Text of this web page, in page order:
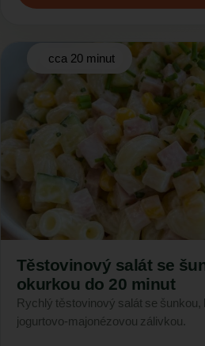
cca 20 minut
Těstovinový salát se
okurkou do 20 minut
Rychlý těstovinový salát se
jogurtovo-majonézovou zálivkou.